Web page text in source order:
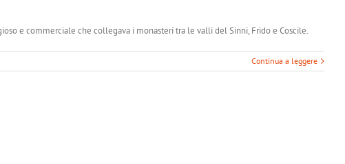
e commerciale che collegava i monasteri tra le valli del Sinni, Frido e Coscile.
Continua a leggere